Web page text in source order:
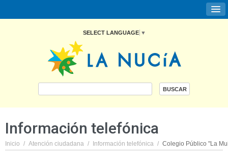
SELECT LANGUAGE ▼
Información telefónica
Inicio / Atención ciudadana / Información telefónica / Colegio Público "La